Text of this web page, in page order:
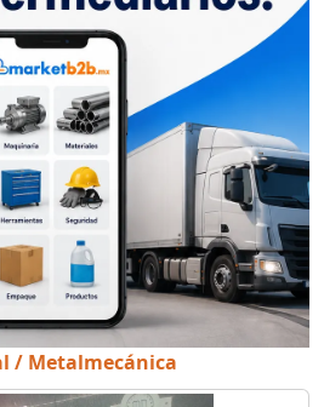
/ Metalmecánica